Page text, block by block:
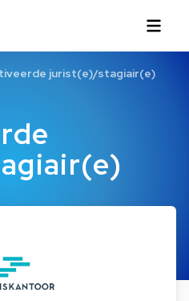
jurist(e)/stagiair(e)